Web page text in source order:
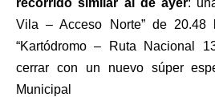
Vila – Acceso Norte” de 20.48
“Kartódromo – Ruta Nacional
cerrar con un nuevo súper
Municipal